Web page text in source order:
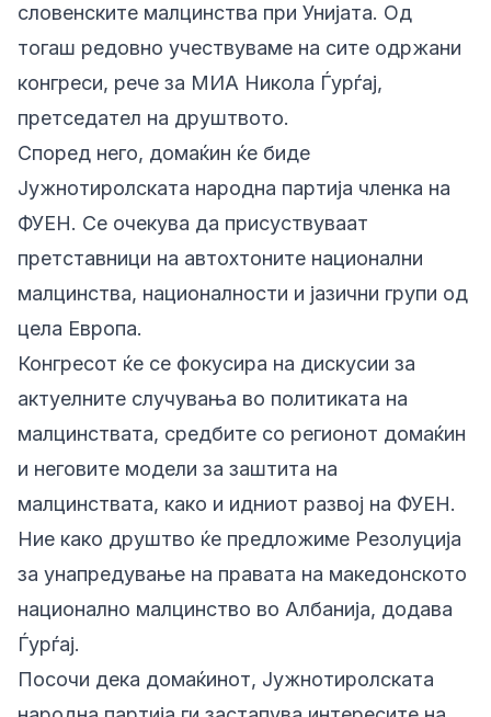
словенските малцинства при Унијата. Од
тогаш редовно учествуваме на сите одржани
конгреси, рече за МИА Никола Ѓурѓај,
претседател на друштвото.
Според него, домаќин ќе биде
Јужнотиролската народна партија членка на
ФУЕН. Се очекува да присуствуваат
претставници на автохтоните национални
малцинства, националности и јазични групи од
цела Европа.
Конгресот ќе се фокусира на дискусии за
актуелните случувања во политиката на
малцинствата, средбите со регионот домаќин
и неговите модели за заштита на
малцинствата, како и идниот развој на ФУЕН.
Ние како друштво ќе предложиме Резолуција
за унапредување на правата на македонското
национално малцинство во Албанија, додава
Ѓурѓај.
Посочи дека домаќинот, Јужнотиролската